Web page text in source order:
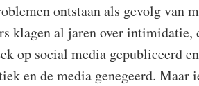
ontstaan als gevolg van
klagen al jaren over
op social media gepubliceerd
en de media genegeerd. Maar